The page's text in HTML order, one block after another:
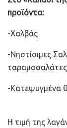
προϊόντα:
-Χαλβάς
-Νηστίσιμες
ταραμοσαλάτες
-Κατεψυγμένα
Η τιμή της